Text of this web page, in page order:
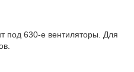
под 630-е вентиляторы. Для